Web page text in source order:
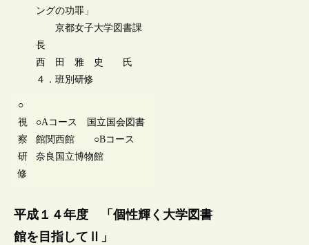
ングの功罪」
京都女子大学図書課
長
西 田 雅 史 氏
４．班別研修
○
視
察
研
修
○Aコース 国立国会図書
館関西館 ○Bコース
奈良国立博物館
平成１４年度 「個性輝く大学図書
館を目指してⅡ」